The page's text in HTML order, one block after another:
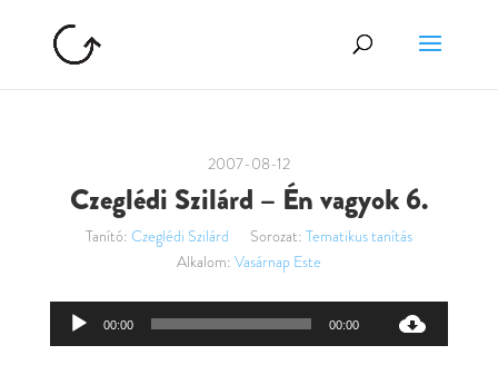
2007-08-12
Czeglédi Szilárd – Én vagyok 6.
Tanító: Czeglédi Szilárd Sorozat: Tematikus tanítás
Alkalom: Vasárnap Este
Audió
00:00 00:00